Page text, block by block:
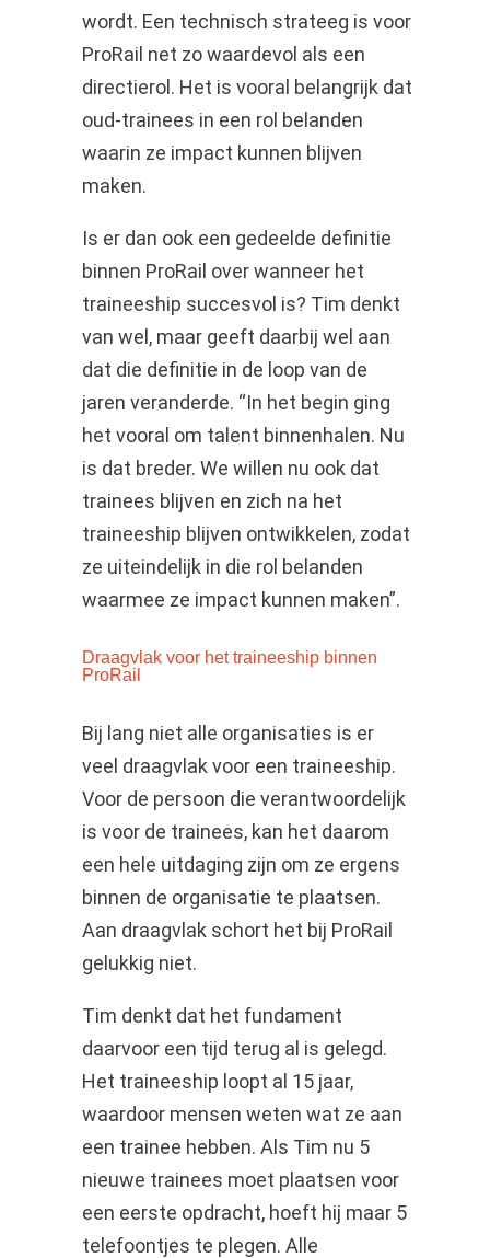
wordt. Een technisch strateeg is voor
ProRail net zo waardevol als een
directierol. Het is vooral belangrijk dat
oud-trainees in een rol belanden
waarin ze impact kunnen blijven
maken.
Is er dan ook een gedeelde definitie
binnen ProRail over wanneer het
traineeship succesvol is? Tim denkt
van wel, maar geeft daarbij wel aan
dat die definitie in de loop van de
jaren veranderde. “In het begin ging
het vooral om talent binnenhalen. Nu
is dat breder. We willen nu ook dat
trainees blijven en zich na het
traineeship blijven ontwikkelen, zodat
ze uiteindelijk in die rol belanden
waarmee ze impact kunnen maken”.
Draagvlak voor het traineeship binnen
ProRail
Bij lang niet alle organisaties is er
veel draagvlak voor een traineeship.
Voor de persoon die verantwoordelijk
is voor de trainees, kan het daarom
een hele uitdaging zijn om ze ergens
binnen de organisatie te plaatsen.
Aan draagvlak schort het bij ProRail
gelukkig niet.
Tim denkt dat het fundament
daarvoor een tijd terug al is gelegd.
Het traineeship loopt al 15 jaar,
waardoor mensen weten wat ze aan
een trainee hebben. Als Tim nu 5
nieuwe trainees moet plaatsen voor
een eerste opdracht, hoeft hij maar 5
telefoontjes te plegen. Alle